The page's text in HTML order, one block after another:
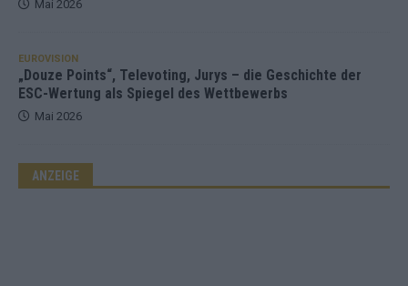
Mai 2026
EUROVISION
„Douze Points“, Televoting, Jurys – die Geschichte der
ESC-Wertung als Spiegel des Wettbewerbs
Mai 2026
ANZEIGE